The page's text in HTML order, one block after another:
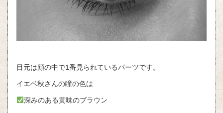
目元は顔の中で1番見られているパーツです。
イエベ秋さんの瞳の色は
深みのある黄味のブラウン